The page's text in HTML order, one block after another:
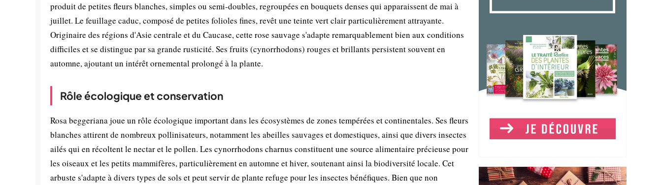
produit de petites fleurs blanches, simples ou semi-doubles, regroupées en bouquets denses qui apparaissent de mai à
juillet. Le feuillage caduc, composé de petites folioles fines, revêt une teinte vert clair particulièrement attrayante.
Originaire des régions d'Asie centrale et du Caucase, cette rose sauvage s'adapte remarquablement bien aux conditions
difficiles et se distingue par sa grande rusticité. Ses fruits (cynorrhodons) rouges et brillants persistent souvent en
automne, ajoutant un intérêt ornemental prolongé à la plante.
Rôle écologique et conservation
Rosa beggeriana joue un rôle écologique important dans les écosystèmes de zones tempérées et continentales. Ses fleurs
blanches attirent de nombreux pollinisateurs, notamment les abeilles sauvages et domestiques, ainsi que divers insectes
ailés qui en récoltent le nectar et le pollen. Les cynorrhodons charnus constituent une source alimentaire précieuse pour
les oiseaux et les petits mammifères, particulièrement en automne et hiver, soutenant ainsi la biodiversité locale. Cet
arbuste s'adapte à divers types de sols et peut servir de plante refuge pour les insectes bénéfiques. Bien que non